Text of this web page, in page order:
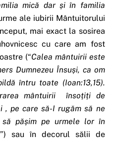
mică dar și în familia
ale iubirii Mântuitorului
mai exact la sosirea
cu care am fost
(“Calea mântuirii este
Dumnezeu Însuși, ca om
întru toate (Ioan:13,15).
mântuirii însoțiți de
, pe care să-I rugăm să ne
pășim pe urmele lor în
”) sau în decorul sălii de